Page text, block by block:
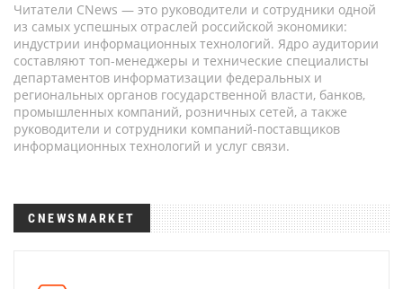
Читатели CNews — это руководители и сотрудники одной
из самых успешных отраслей российской экономики:
индустрии информационных технологий. Ядро аудитории
составляют топ-менеджеры и технические специалисты
департаментов информатизации федеральных и
региональных органов государственной власти, банков,
промышленных компаний, розничных сетей, а также
руководители и сотрудники компаний-поставщиков
информационных технологий и услуг связи.
CNEWSMARKET